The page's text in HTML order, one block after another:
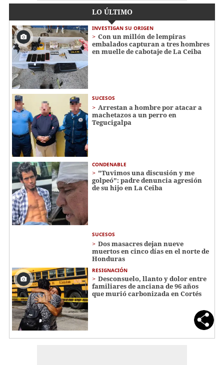
LO ÚLTIMO
INVESTIGAN SU ORIGEN
Con un millón de lempiras
embalados capturan a tres hombres
en muelle de cabotaje de La Ceiba
SUCESOS
Arrestan a hombre por atacar a
machetazos a un perro en
Tegucigalpa
CONDENABLE
"Tuvimos una discusión y me
golpeó": padre denuncia agresión
de su hijo en La Ceiba
SUCESOS
Dos masacres dejan nueve
muertos en cinco días en el norte de
Honduras
RESIGNACIÓN
​​​​Desconsuelo, llanto y dolor entre
familiares de anciana de 96 años
que murió carbonizada en Cortés